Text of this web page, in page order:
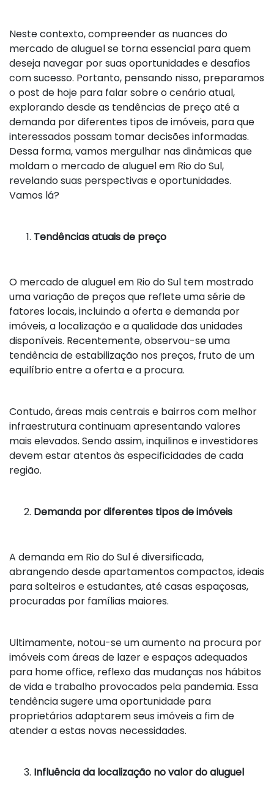
Neste contexto, compreender as nuances do
mercado de aluguel se torna essencial para quem
deseja navegar por suas oportunidades e desafios
com sucesso. Portanto, pensando nisso, preparamos
o post de hoje para falar sobre o cenário atual,
explorando desde as tendências de preço até a
demanda por diferentes tipos de imóveis, para que
interessados possam tomar decisões informadas.
Dessa forma, vamos mergulhar nas dinâmicas que
moldam o mercado de aluguel em Rio do Sul,
revelando suas perspectivas e oportunidades.
Vamos lá?
Tendências atuais de preço
O mercado de aluguel em Rio do Sul tem mostrado
uma variação de preços que reflete uma série de
fatores locais, incluindo a oferta e demanda por
imóveis, a localização e a qualidade das unidades
disponíveis. Recentemente, observou-se uma
tendência de estabilização nos preços, fruto de um
equilíbrio entre a oferta e a procura.
Contudo, áreas mais centrais e bairros com melhor
infraestrutura continuam apresentando valores
mais elevados. Sendo assim, inquilinos e investidores
devem estar atentos às especificidades de cada
região.
Demanda por diferentes tipos de imóveis
A demanda em Rio do Sul é diversificada,
abrangendo desde apartamentos compactos, ideais
para solteiros e estudantes, até casas espaçosas,
procuradas por famílias maiores.
Ultimamente, notou-se um aumento na procura por
imóveis com áreas de lazer e espaços adequados
para home office, reflexo das mudanças nos hábitos
de vida e trabalho provocados pela pandemia. Essa
tendência sugere uma oportunidade para
proprietários adaptarem seus imóveis a fim de
atender a estas novas necessidades.
Influência da localização no valor do aluguel